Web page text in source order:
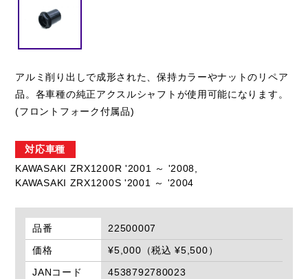
アルミ削り出しで成形された、保持カラーやナットのリペア
品。各車種の純正アクスルシャフトが使用可能になります。
(フロントフォーク付属品)
対応車種
KAWASAKI ZRX1200R '2001 ～ '2008,
KAWASAKI ZRX1200S '2001 ～ '2004
品番
22500007
価格
¥5,000（税込 ¥5,500）
JANコード
4538792780023